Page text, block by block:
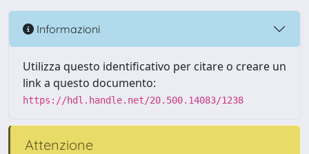
Informazioni
Utilizza questo identificativo per citare o creare un
link a questo documento:
https://hdl.handle.net/20.500.14083/1238
Attenzione